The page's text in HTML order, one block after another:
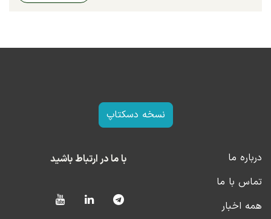
نسخه دسکتاپ
درباره ما
تماس با ما
همه اخبار
با ما در ارتباط باشید